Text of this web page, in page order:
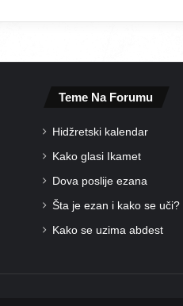
Teme Na Forumu
Hidžretski kalendar
Kako glasi Ikamet
Dova poslije ezana
Šta je ezan i kako se uči?
Kako se uzima abdest